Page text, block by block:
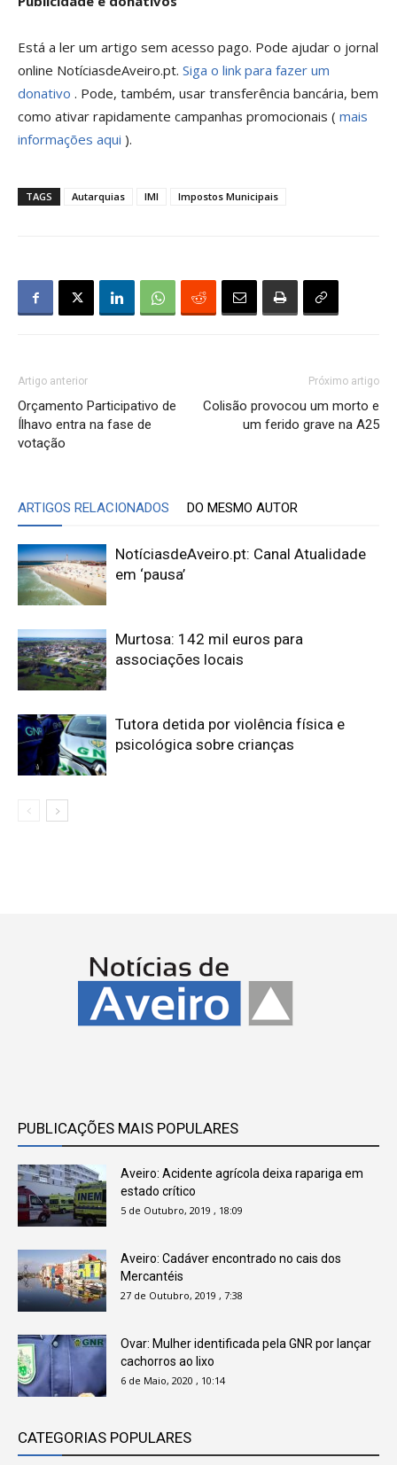
Está a ler um artigo sem acesso pago. Pode ajudar o jornal
online NotíciasdeAveiro.pt. Siga o link para fazer um
donativo . Pode, também, usar transferência bancária, bem
como ativar rapidamente campanhas promocionais ( mais
informações aqui ).
TAGS Autarquias IMI Impostos Municipais
Artigo anterior
Orçamento Participativo de
Ílhavo entra na fase de
votação
Próximo artigo
Colisão provocou um morto e
um ferido grave na A25
ARTIGOS RELACIONADOS DO MESMO AUTOR
NotíciasdeAveiro.pt: Canal Atualidade
em ‘pausa’
Murtosa: 142 mil euros para
associações locais
Tutora detida por violência física e
psicológica sobre crianças
PUBLICAÇÕES MAIS POPULARES
Aveiro: Acidente agrícola deixa rapariga em
estado crítico
5 de Outubro, 2019 , 18:09
Aveiro: Cadáver encontrado no cais dos
Mercantéis
27 de Outubro, 2019 , 7:38
Ovar: Mulher identificada pela GNR por lançar
cachorros ao lixo
6 de Maio, 2020 , 10:14
CATEGORIAS POPULARES